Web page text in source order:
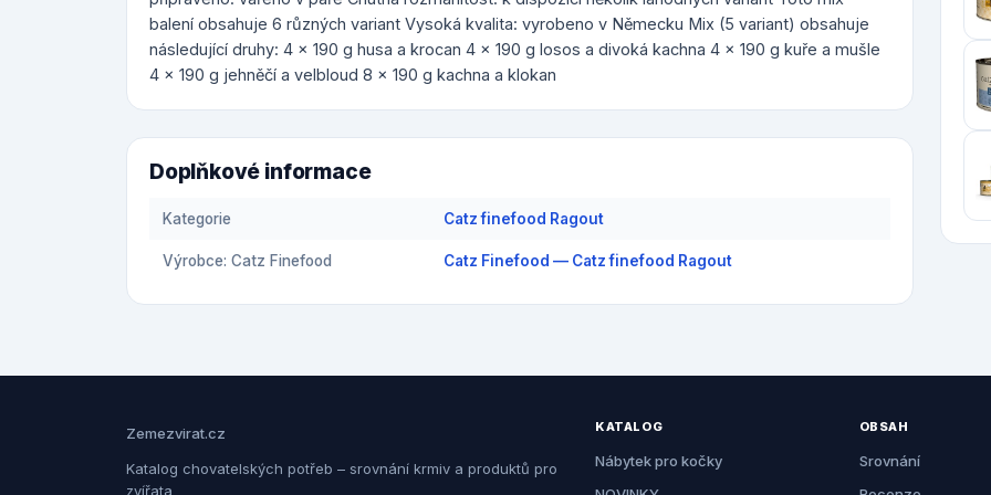
balení obsahuje 6 různých variant Vysoká kvalita: vyrobeno v Německu Mix (5 variant) obsahuje
následující druhy: 4 x 190 g husa a krocan 4 x 190 g losos a divoká kachna 4 x 190 g kuře a mušle
4 x 190 g jehněčí a velbloud 8 x 190 g kachna a klokan
Doplňkové informace
Kategorie Catz finefood Ragout
Výrobce: Catz Finefood Catz Finefood — Catz finefood Ragout
Zemezvirat.cz
Katalog chovatelských potřeb – srovnání krmiv a produktů pro
zvířata
KATALOG
Nábytek pro kočky
OBSAH
Srovnání